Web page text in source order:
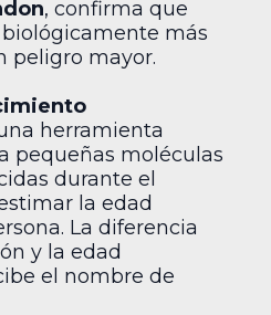
, confirma que
más
peligro mayor.
herramienta
pequeñas moléculas
durante el
la edad
La diferencia
y la edad
el nombre de